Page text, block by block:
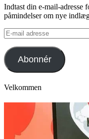
Indtast din e-mail-adresse
påmindelser om nye
E-
mail
adresse
Abonnér
Velkommen